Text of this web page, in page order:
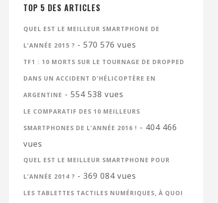
TOP 5 DES ARTICLES
QUEL EST LE MEILLEUR SMARTPHONE DE
L’ANNÉE 2015 ? - 570 576 vues
TF1 : 10 MORTS SUR LE TOURNAGE DE DROPPED
DANS UN ACCIDENT D’HÉLICOPTÈRE EN
ARGENTINE - 554 538 vues
LE COMPARATIF DES 10 MEILLEURS
SMARTPHONES DE L’ANNÉE 2016 ! - 404 466
vues
QUEL EST LE MEILLEUR SMARTPHONE POUR
L’ANNÉE 2014 ? - 369 084 vues
LES TABLETTES TACTILES NUMÉRIQUES, À QUOI